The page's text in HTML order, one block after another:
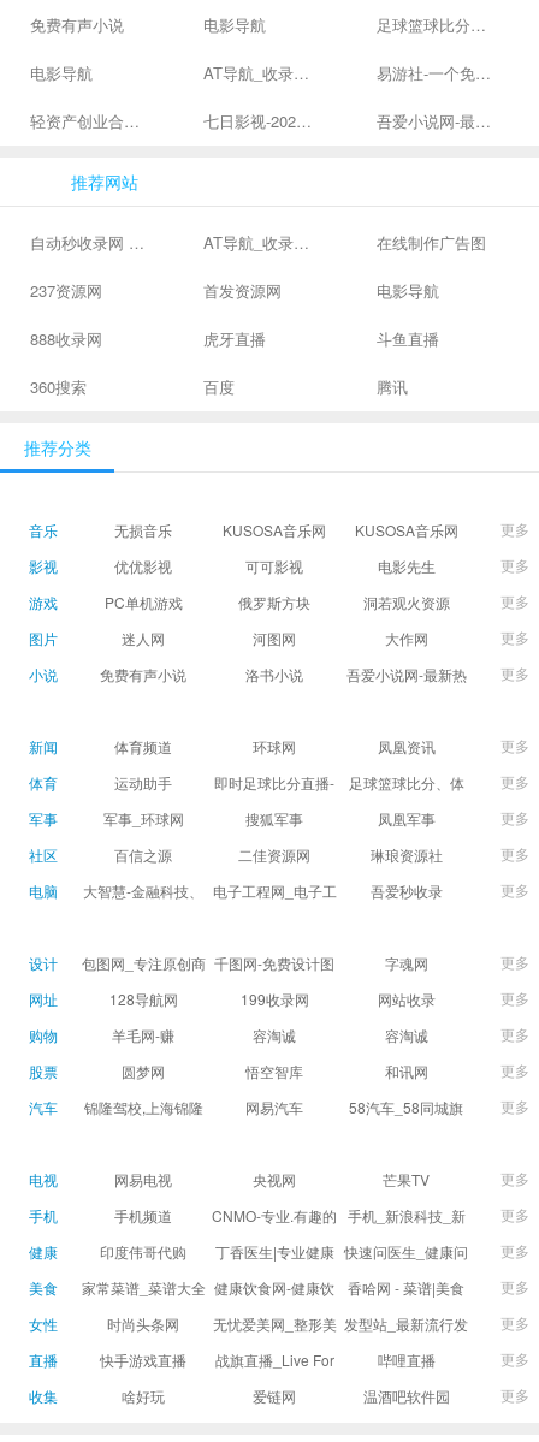
免费有声小说 电影导航 足球篮球比分、体育赛果直播|让足球滚一会
电影导航 AT导航_收录网_免费收录网站_自动收录网_秒收录 易游社-一个免费二次元游戏分享社区
轻资产创业合集、私域引流服务、抖音有效粉丝 七日影视-2024全网高清电影大全-最新最全最好看的电影电视剧网站 - 七日影视 吾爱小说网-最新热门免费小说阅读
推荐网站
自动秒收录网 - 自动秒收录-网站收录-收录网站-网址收录-秒收录 AT导航_收录网_免费收录网站_自动收录网_秒收录 在线制作广告图
237资源网 首发资源网 电影导航
888收录网 虎牙直播 斗鱼直播
360搜索 百度 腾讯
推荐分类
音乐 无损音乐 KUSOSA音乐网 KUSOSA音乐网
更多
影视
优优影视 可可影视 电影先生
更多
游戏
PC单机游戏 俄罗斯方块 洞若观火资源
更多
图片
迷人网 河图网 大作网
更多
小说
免费有声小说 洛书小说
吾爱小说网-最新热
更多
新闻 体育频道 环球网 凤凰资讯
更多
体育
运动助手
即时足球比分直播-
精准赛程赛果及角
足球篮球比分、体
育赛果直播|让足球
更多
军事
军事_环球网 搜狐军事 凤凰军事
更多
社区
百信之源 二佳资源网 琳琅资源社
更多
电脑
大智慧-金融科技、
据,投资理财,港股,期
货,股指期货,手机炒
股,股票软件,炒股软
件，免费炒股软
软件,证
电子工程网_电子工
吾爱秒收录
收录
更多
设计
包图网_专注原创商
用设计图片下载，
千图网-免费设计图
片素材网站-正版商
字魂网
更多
网址
128导航网 199收录网 网站收录
更多
购物
羊毛网-赚 容淘诚 容淘诚
更多
股票
圆梦网 悟空智库 和讯网
更多
汽车
锦隆驾校,上海锦隆
网易汽车
58汽车_58同城旗
更多
电视 网易电视 央视网 芒果TV
更多
手机
手机频道
CNMO-专业.有趣的
科技新媒体
手机_新浪科技_新
浪网
更多
健康
印度伟哥代购
丁香医生|专业健康
生活方式平台
快速问医生_健康问
题免费在线咨询专
更多
美食
家常菜谱_菜谱大全
_菜谱家常菜做法大
健康饮食网-健康饮
食食谱_健康饮食小
香哈网 - 菜谱|美食
菜谱|菜谱大全-学做
更多
女性
时尚头条网
LADYMAX.cn|国内
无忧爱美网_整形美
容门户
发型站_最新流行发
型设计发型图片与
更多
直播
快手游戏直播
战旗直播_Live For
Gamers丨天生爱
哔哩直播
更多
收集
啥好玩 爱链网 温酒吧软件园 更多